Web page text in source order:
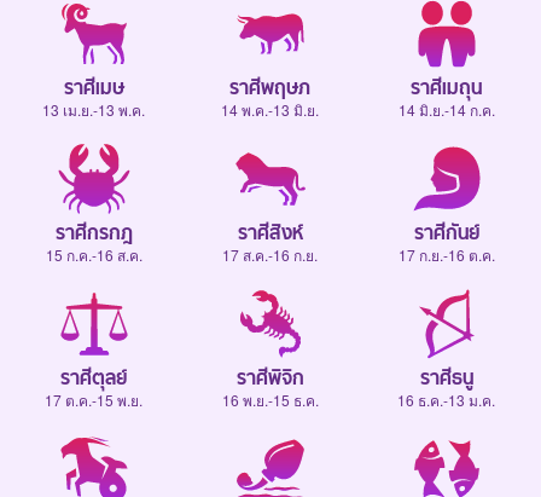
ราศีเมษ
13 เม.ย.-13 พ.ค.
ราศีพฤษภ
14 พ.ค.-13 มิ.ย.
ราศีเมถุน
14 มิ.ย.-14 ก.ค.
ราศีกรกฎ
15 ก.ค.-16 ส.ค.
ราศีสิงห์
17 ส.ค.-16 ก.ย.
ราศีกันย์
17 ก.ย.-16 ต.ค.
ราศีตุลย์
17 ต.ค.-15 พ.ย.
ราศีพิจิก
16 พ.ย.-15 ธ.ค.
ราศีธนู
16 ธ.ค.-13 ม.ค.